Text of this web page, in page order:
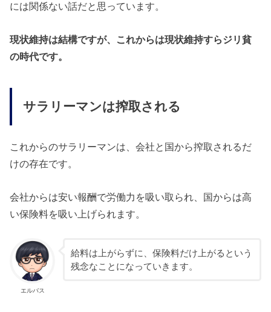
には関係ない話だと思っています。
現状維持は結構ですが、これからは現状維持すらジリ貧
の時代です。
サラリーマンは搾取される
これからのサラリーマンは、会社と国から搾取されるだ
けの存在です。
会社からは安い報酬で労働力を吸い取られ、国からは高
い保険料を吸い上げられます。
エルバス
給料は上がらずに、保険料だけ上がるという
残念なことになっていきます。